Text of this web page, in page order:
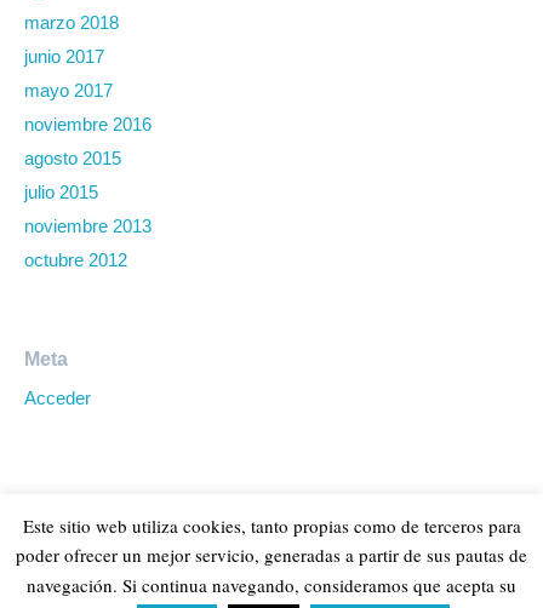
marzo 2018
junio 2017
mayo 2017
noviembre 2016
agosto 2015
julio 2015
noviembre 2013
octubre 2012
Meta
Acceder
Este sitio web utiliza cookies, tanto propias como de terceros para
poder ofrecer un mejor servicio, generadas a partir de sus pautas de
navegación. Si continua navegando, consideramos que acepta su